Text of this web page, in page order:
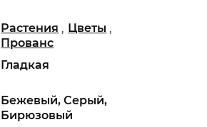
Бежевый, Серый,
Бирюзовый
Растения , Цветы ,
Прованс
Гладкая